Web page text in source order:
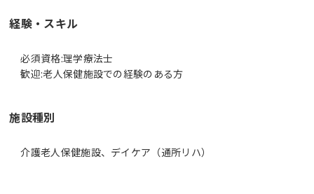
経験・スキル
必須資格:理学療法士
歓迎:老人保健施設での経験のある方
施設種別
介護老人保健施設、デイケア（通所リハ）